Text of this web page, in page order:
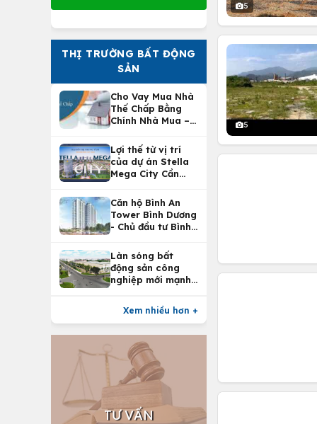
THỊ TRƯỜNG BẤT ĐỘNG
SẢN
Cho Vay Mua Nhà
Thế Chấp Bằng
Chính Nhà Mua –
Nhà Tại
Vietcombank
Lợi thế từ vị trí
của dự án Stella
Mega City Cần
Căn hộ Bình An
Tower Bình Dương
- Chủ đầu tư Bình
Làn sóng bất
động sản công
nghiệp mới mạnh
Xem nhiều hơn +
TƯ VẤN
5
5